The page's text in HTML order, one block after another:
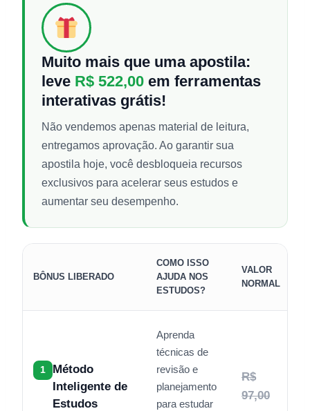
Muito mais que uma apostila:
leve R$ 522,00 em ferramentas
interativas grátis!
Não vendemos apenas material de leitura,
entregamos aprovação. Ao garantir sua
apostila hoje, você desbloqueia recursos
exclusivos para acelerar seus estudos e
aumentar seu desempenho.
BÔNUS LIBERADO
COMO ISSO
AJUDA NOS
ESTUDOS?
VALOR
NORMAL
1
Método
Inteligente de
Estudos
Aprenda
técnicas de
revisão e
planejamento
para estudar
R$
97,00